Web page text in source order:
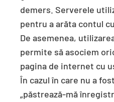
demers. Serverele
pentru a arăta contul
De asemenea,
permite să asociem
pagina de internet cu
În cazul în care nu a
„păstrează-mă